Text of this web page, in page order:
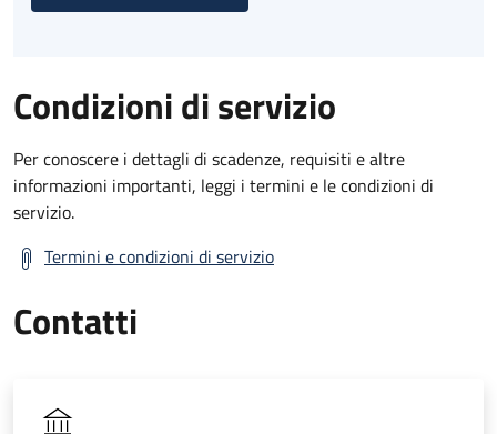
Condizioni di servizio
Per conoscere i dettagli di scadenze, requisiti e altre
informazioni importanti, leggi i termini e le condizioni di
servizio.
Termini e condizioni di servizio
Contatti